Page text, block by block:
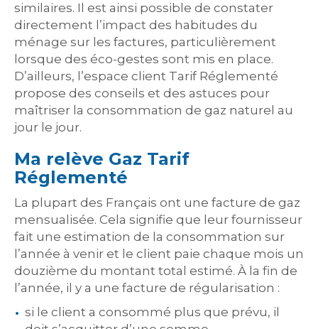
similaires. Il est ainsi possible de constater
directement l’impact des habitudes du
ménage sur les factures, particulièrement
lorsque des éco-gestes sont mis en place.
D’ailleurs, l’espace client Tarif Réglementé
propose des conseils et des astuces pour
maîtriser la consommation de gaz naturel au
jour le jour.
Ma relève Gaz Tarif
Réglementé
La plupart des Français ont une facture de gaz
mensualisée. Cela signifie que leur fournisseur
fait une estimation de la consommation sur
l’année à venir et le client paie chaque mois un
douzième du montant total estimé. À la fin de
l’année, il y a une facture de régularisation :
si le client a consommé plus que prévu, il